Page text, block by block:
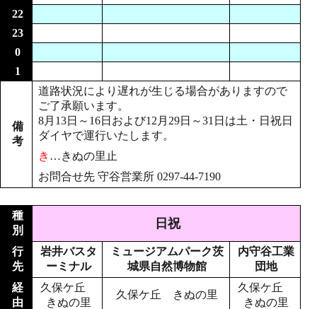
22
23
0
1
備
考
道路状況により遅れが生じる場合がありますので
ご了承願います。
8月13日～16日および12月29日～31日は土・日祝日
ダイヤで運行いたします。
き …きぬの里止
お問合せ先 守谷営業所 0297-44-7190
種
別
日祝
行
先
岩井バスタ
ーミナル
ミュージアムパーク茨
城県自然博物館
内守谷工業
団地
経
由
久保ケ丘
きぬの里
久保ケ丘 きぬの里
久保ケ丘
きぬの里